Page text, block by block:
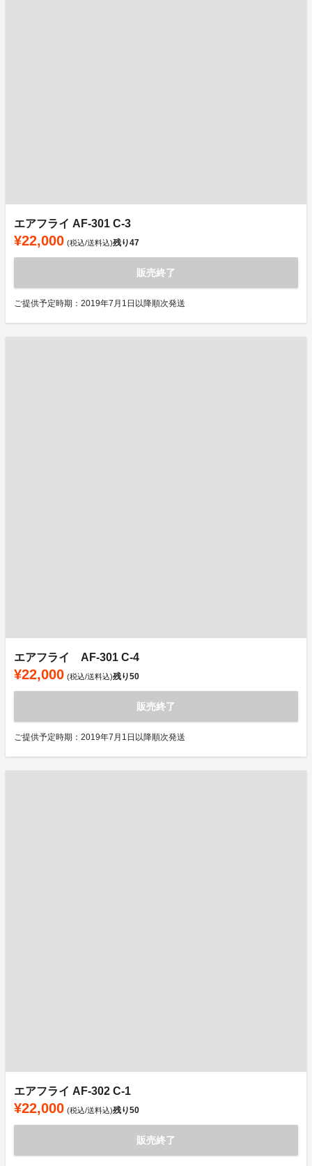
エアフライ AF-301 C-3
¥22,000 (税込/送料込)残り47
販売終了
ご提供予定時期：2019年7月1日以降順次発送
エアフライ AF-301 C-4
¥22,000 (税込/送料込)残り50
販売終了
ご提供予定時期：2019年7月1日以降順次発送
エアフライ AF-302 C-1
¥22,000 (税込/送料込)残り50
販売終了